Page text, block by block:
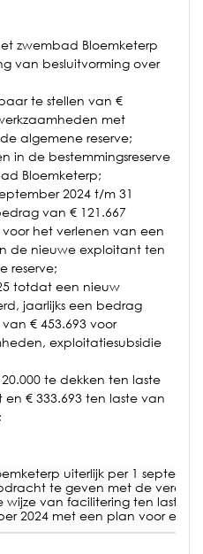
zwembad Bloemketerp
van besluitvorming over
te stellen van €
met
algemene reserve;
in de bestemmingsreserve
Bloemketerp;
2024 t/m 31
van € 121.667
het verlenen van een
de nieuwe exploitant ten
reserve;
totdat een nieuw
jaarlijks een bedrag
€ 453.693 voor
exploitatiesubsidie
te dekken ten laste
€ 333.693 ten laste van
uiterlijk per 1
te geven met de
wijze van facilitering ten laste
2024 met een plan voor